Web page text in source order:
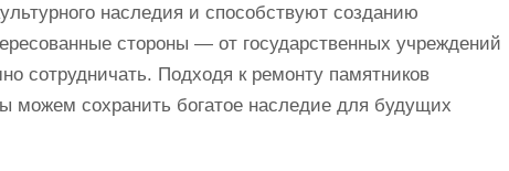
наследия и способствуют созданию
стороны — от государственных учреждений
сотрудничать. Подходя к ремонту памятников
можем сохранить богатое наследие для будущих